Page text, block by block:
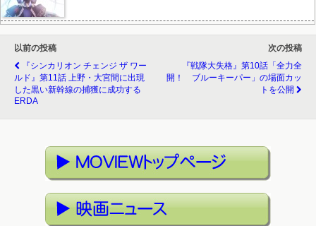
以前の投稿
『シンカリオン チェンジ ザ ワー
ルド』第11話 上野・大宮間に出現
した黒い新幹線の捕獲に成功する
ERDA
次の投稿
『戦隊大失格』第10話「全力全
開！ ブルーキーパー」の場面カッ
トを公開